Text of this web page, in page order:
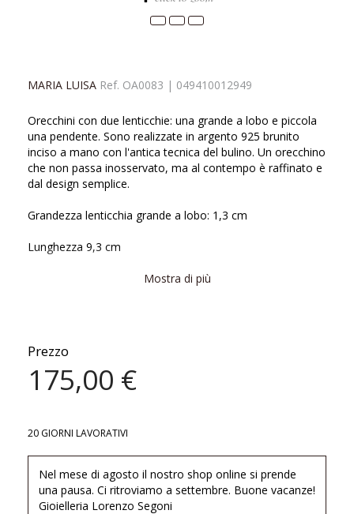
MARIA LUISA Ref. OA0083 | 049410012949
Orecchini con due lenticchie: una grande a lobo e piccola
una pendente. Sono realizzate in argento 925 brunito
inciso a mano con l'antica tecnica del bulino. Un orecchino
che non passa inosservato, ma al contempo è raffinato e
dal design semplice.
Grandezza lenticchia grande a lobo: 1,3 cm
Lunghezza 9,3 cm
La collezione di gioielli Maria e Luisa Jewels è realizzata
Mostra di più
Prezzo
175,00 €
20 GIORNI LAVORATIVI
Nel mese di agosto il nostro shop online si prende
una pausa. Ci ritroviamo a settembre. Buone vacanze!
Gioielleria Lorenzo Segoni